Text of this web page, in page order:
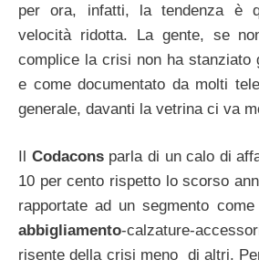
per ora, infatti, la tendenza è
velocità ridotta. La gente, se
complice la crisi non ha stanziato
e come documentato da molti
generale, davanti la vetrina ci va
Il Codaconsparla di un calo di
10 per cento rispetto lo scorso
rapportate ad un segmento
abbigliamento-calzature-
risente della crisi meno di altri.